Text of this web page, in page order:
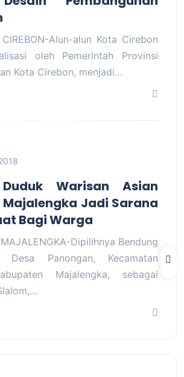
CIREBON-Alun-alun Kota Cirebon
oleh Pemerintah Provinsi
Kota Cirebon, menjadi…
Warisan Asian
Majalengka Jadi Sarana
Bagi Warga
MAJALENGKA-Dipilihnya Bendung
Panongan, Kecamatan
Majalengka, sebagai